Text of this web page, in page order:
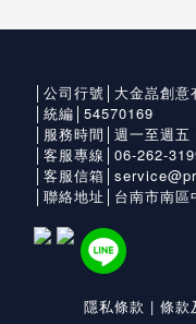
│公司行號│大金嵓創意
│統編│54570169
│服務時間│週一至週
│客服專線│06-262-
│客服信箱
│聯絡地址│台南市南
隱私條款 | 條款